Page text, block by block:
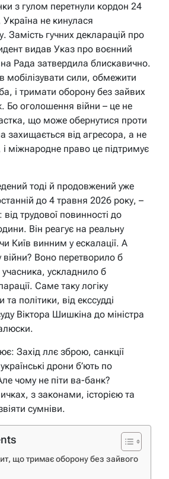
з гулом перетнули кордон 24
не кинулася
Замість гучних декларацій про
видав Указ про воєнний
Рада затвердила блискавично.
мобілізувати сили, обмежити
і тримати оборону без зайвих
Бо оголошення війни – це не
що може обернутися проти
захищається від агресора, а не
і міжнародне право це підтримує
тоді й продовжений уже
до 4 травня 2026 року, –
трудової повинності до
Він реагує на реальну
Київ винним у ескалації. А
Воно перетворило б
ускладнило б
Саме таку логіку
політики, від екссудді
Віктора Шишкіна до міністра
Захід ллє зброю, санкції
дрони б’ють по
чому не піти ва-банк?
з законами, історією та
сумніви.
що тримає оборону без зайвого